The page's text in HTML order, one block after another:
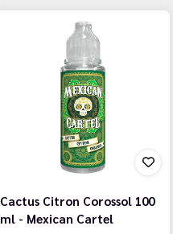
Cactus Citron Corossol 100
ml - Mexican Cartel